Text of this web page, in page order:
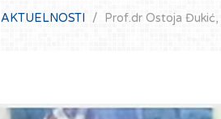
AKTUELNOSTI Prof.dr Ostoja